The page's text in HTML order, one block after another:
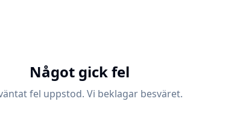
Något gick fel
fel uppstod. Vi beklagar besväret.